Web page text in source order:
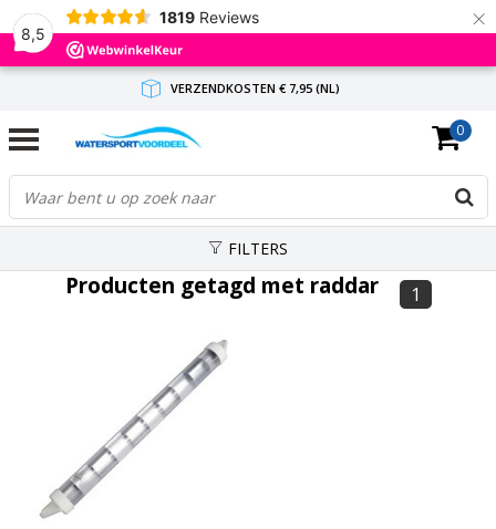
8,5
1819 Reviews ×
VERZENDKOSTEN € 7,95 (NL)
GRATIS VERZENDING(NL) VANAF € 65,-
BINNEN 1-3 WERKDAGEN ANTWOORD
0
FILTERS
Producten getagd met raddar 1